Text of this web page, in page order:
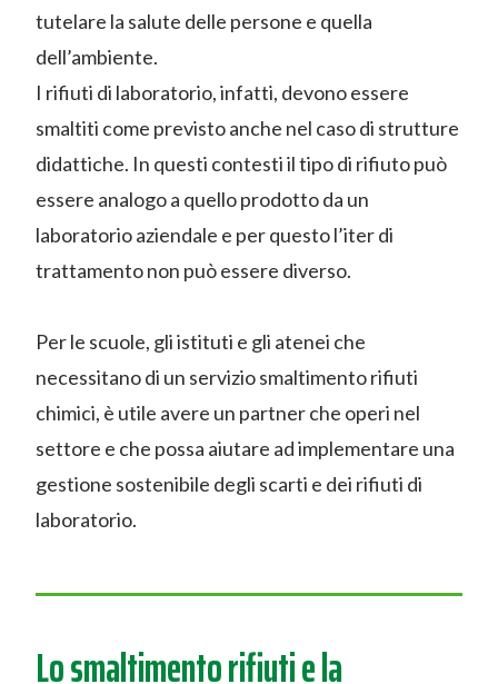
tutelare la salute delle persone e quella
dell’ambiente.
I rifiuti di laboratorio, infatti, devono essere
smaltiti come previsto anche nel caso di strutture
didattiche. In questi contesti il tipo di rifiuto può
essere analogo a quello prodotto da un
laboratorio aziendale e per questo l’iter di
trattamento non può essere diverso.
Per le scuole, gli istituti e gli atenei che
necessitano di un servizio smaltimento rifiuti
chimici, è utile avere un partner che operi nel
settore e che possa aiutare ad implementare una
gestione sostenibile degli scarti e dei rifiuti di
laboratorio.
Lo smaltimento rifiuti e la